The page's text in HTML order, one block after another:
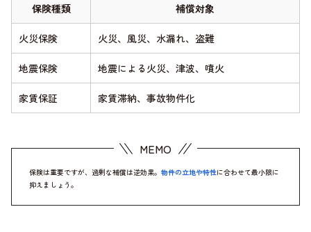
保険種類 補償対象
火災保険 火災、風災、水漏れ、盗難
地震保険 地震による火災、津波、噴火
家賃保証 家賃滞納、事故物件化
保険は重要ですが、過剰な補償は逆効果。 物件の立地や特性に合わせて最小限に
抑えましょう。